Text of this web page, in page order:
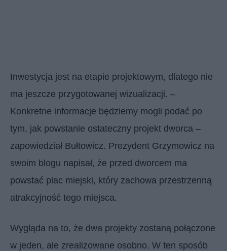
Inwestycja jest na etapie projektowym, dlatego nie
ma jeszcze przygotowanej wizualizacji. –
Konkretne informacje będziemy mogli podać po
tym, jak powstanie ostateczny projekt dworca –
zapowiedział Bułtowicz. Prezydent Grzymowicz na
swoim blogu napisał, że przed dworcem ma
powstać plac miejski, który zachowa przestrzenną
atrakcyjność tego miejsca.
Wygląda na to, że dwa projekty zostaną połączone
w jeden, ale zrealizowane osobno. W ten sposób